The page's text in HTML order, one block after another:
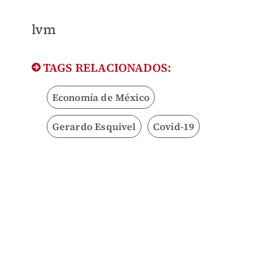
lvm
TAGS RELACIONADOS:
Economía de México
Gerardo Esquivel Covid-19